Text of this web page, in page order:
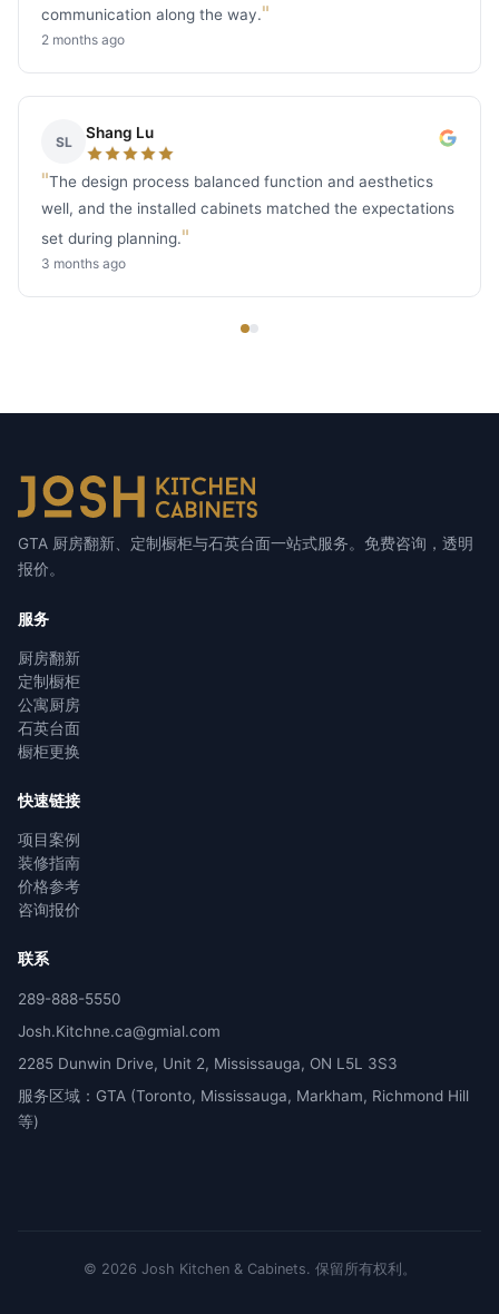
communication along the way."
2 months ago
SL
Shang Lu
"The design process balanced function and aesthetics
well, and the installed cabinets matched the expectations
set during planning."
3 months ago
GTA 厨房翻新、定制橱柜与石英台面一站式服务。免费咨询，透明
报价。
服务
厨房翻新
定制橱柜
公寓厨房
石英台面
橱柜更换
快速链接
项目案例
装修指南
价格参考
咨询报价
联系
289-888-5550
Josh.Kitchne.ca@gmial.com
2285 Dunwin Drive, Unit 2, Mississauga, ON L5L 3S3
服务区域：GTA (Toronto, Mississauga, Markham, Richmond Hill
等)
© 2026 Josh Kitchen & Cabinets. 保留所有权利。